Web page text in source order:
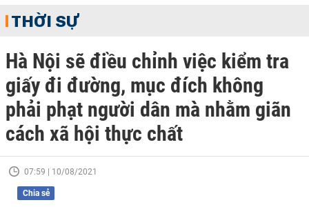
THỜI SỰ
Hà Nội sẽ điều chỉnh việc kiểm tra
giấy đi đường, mục đích không
phải phạt người dân mà nhằm giãn
cách xã hội thực chất
07:59 | 10/08/2021
Chia sẻ